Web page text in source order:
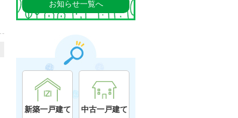
お知らせ一覧へ
新築一戸建て 中古一戸建て